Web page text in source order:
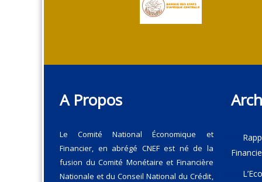
A Propos
Le Comité National Économique et
Financier, en abrégé CNEF est né de la
fusion du Comité Monétaire et Financière
Nationale et du Conseil National du Crédit,